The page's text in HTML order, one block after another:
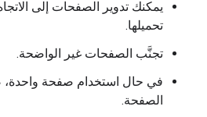
يمكنك تدوير الصفحات إلى
تحميلها.
تجنَّب الصفحات غير الواضحة.
في حال استخدام صفحة
الصفحة.